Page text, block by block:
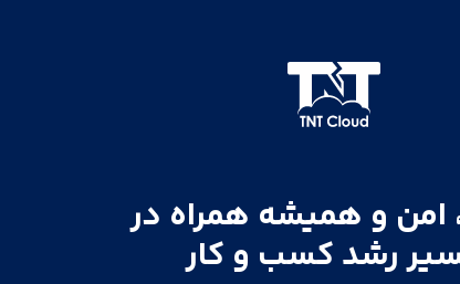
امن و همیشه همراه در
رشد کسب و کار